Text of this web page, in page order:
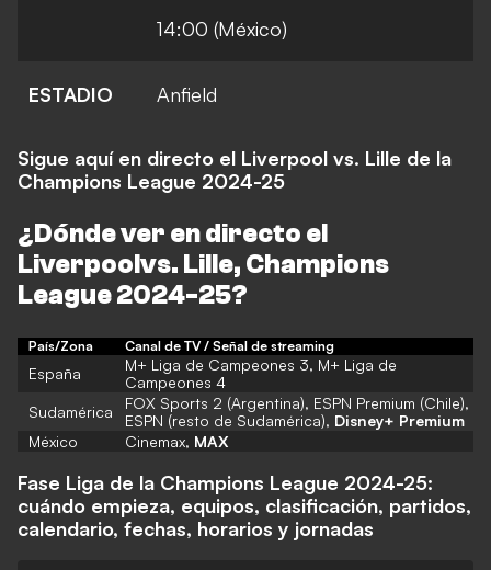
14:00 (México)
ESTADIO Anfield
Sigue aquí en directo el Liverpool vs. Lille de la
Champions League 2024-25
¿Dónde ver en directo el
Liverpool vs. Lille, Champions
League 2024-25?
País/Zona Canal de TV / Señal de streaming
España
M+ Liga de Campeones 3, M+ Liga de
Campeones 4
Sudamérica
FOX Sports 2 (Argentina), ESPN Premium (Chile),
ESPN (resto de Sudamérica), Disney+ Premium
México
Cinemax, MAX
Fase Liga de la Champions League 2024-25:
cuándo empieza, equipos, clasificación, partidos,
calendario, fechas, horarios y jornadas